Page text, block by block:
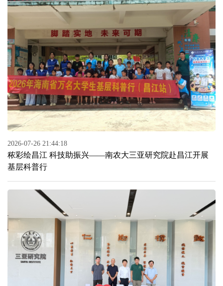
2026-07-26 21:44:18
秾彩绘昌江 科技助振兴——南农大三亚研究院赴昌江开展
基层科普行